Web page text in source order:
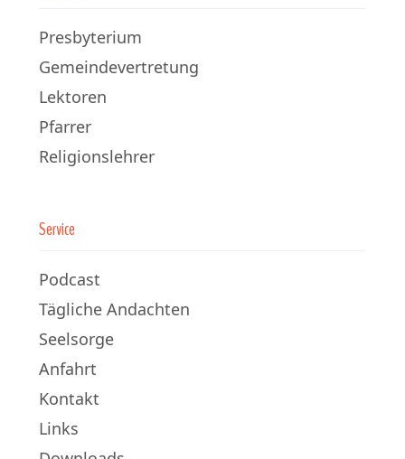
Presbyterium
Gemeindevertretung
Lektoren
Pfarrer
Religionslehrer
Service
Podcast
Tägliche Andachten
Seelsorge
Anfahrt
Kontakt
Links